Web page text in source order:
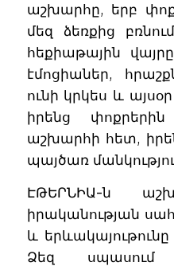
աշխարհը, երբ
մեզ ձեռքից
հեքիաթային
էմոցիաներ,
ունի կրկես և
իրենց
աշխարհի հետ,
պայծառ
ԷԹԵՐՆԻԱ-ն
իրականության
և
Ձեզ սպասում